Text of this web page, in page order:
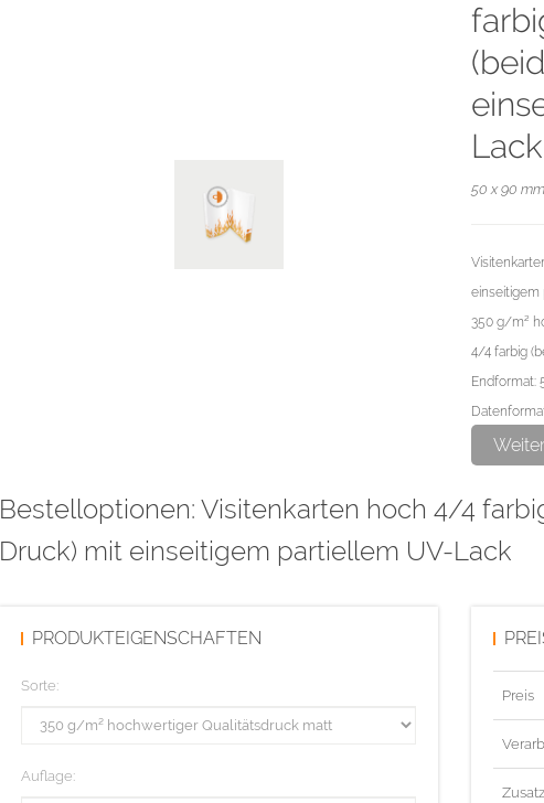
Lack
50 x 90
einseitigem
350 g/m²
4/4 farbig
Endformat:
und als
Linienstärke
Bestelloptionen: Visitenkarten hoch 4/4
Druck) mit einseitigem partiellem UV-Lack
PRODUKTEIGENSCHAFTEN
Sorte:
Auflage:
Preis